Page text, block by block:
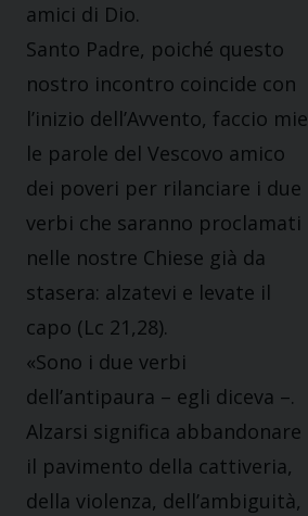
amici di Dio.
Santo Padre, poiché questo
nostro incontro coincide con
l’inizio dell’Avvento, faccio mie
le parole del Vescovo amico
dei poveri per rilanciare i due
verbi che saranno proclamati
nelle nostre Chiese già da
stasera: alzatevi e levate il
capo (Lc 21,28).
«Sono i due verbi
dell’antipaura – egli diceva –.
Alzarsi significa abbandonare
il pavimento della cattiveria,
della violenza, dell’ambiguità,